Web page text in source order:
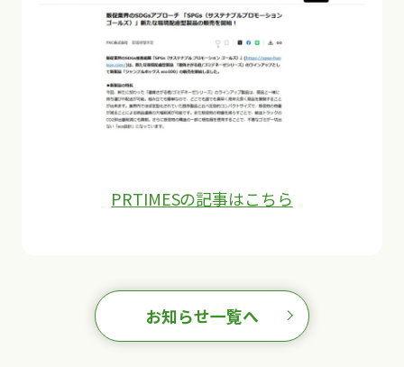
PRTIMESの記事はこちら
お知らせ一覧へ